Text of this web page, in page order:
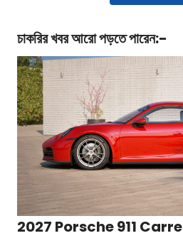
চাকরির খবরআরো পড়তে পারেন:-
2027 Porsche 911